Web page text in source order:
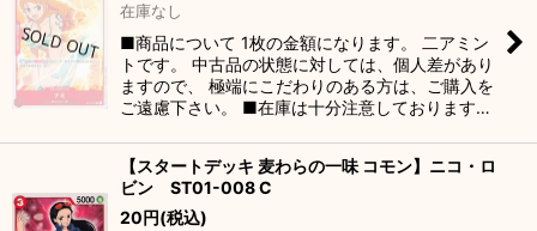
在庫なし
■商品について 1枚の金額になります。 二アミン
トです。 中古品の状態に対しては、個人差があり
ますので、 極端にこだわりのある方は、ご購入を
ご遠慮下さい。 ■在庫は十分注意しております…
【スタートデッキ 麦わらの一味 コモン】ニコ・ロ
ビン ST01-008 C
20円(税込)